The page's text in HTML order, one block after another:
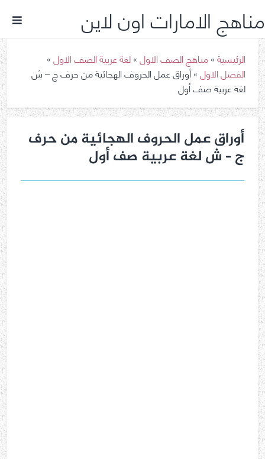
مناهج الامارات اون لاين
الرئيسية»مناهج الصف الاول»لغة عربية الصف الاول»
الفصل الاول»أوراق عمل الحروف الهجائية من حرف ج – ش
لغة عربية صف أول
أوراق عمل الحروف الهجائية من حرف
ج – ش لغة عربية صف أول